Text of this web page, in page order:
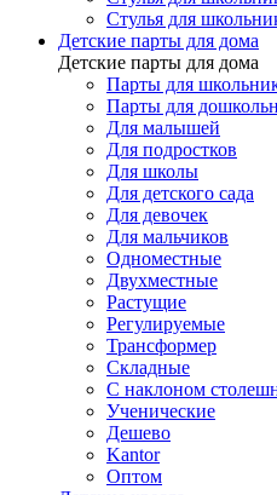
Стулья для
Детские парты для дома
Детские парты для дома
Парты для
Парты для
Для малышей
Для подростков
Для школы
Для детского сада
Для девочек
Для мальчиков
Одноместные
Двухместные
Растущие
Регулируемые
Трансформер
Складные
С наклоном
Ученические
Дешево
Kantor
Оптом